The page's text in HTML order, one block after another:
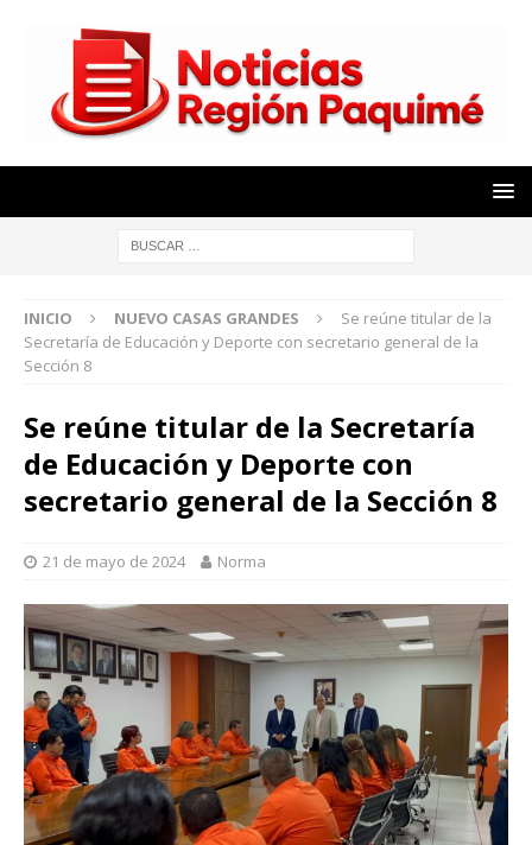
INICIO NUEVO CASAS GRANDES
Se reúne titular de la
Secretaría de Educación y Deporte con secretario general de la
Sección 8
Se reúne titular de la Secretaría
de Educación y Deporte con
secretario general de la Sección 8
21 de mayo de 2024 Norma